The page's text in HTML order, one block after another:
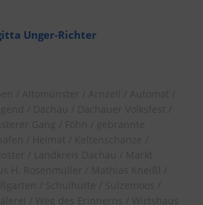
Unger-Richter